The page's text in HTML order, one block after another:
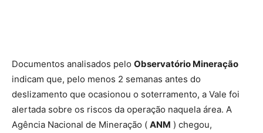
Documentos analisados pelo Observatório Mineração
indicam que, pelo menos 2 semanas antes do
deslizamento que ocasionou o soterramento, a Vale foi
alertada sobre os riscos da operação naquela área. A
Agência Nacional de Mineração ( ANM ) chegou,